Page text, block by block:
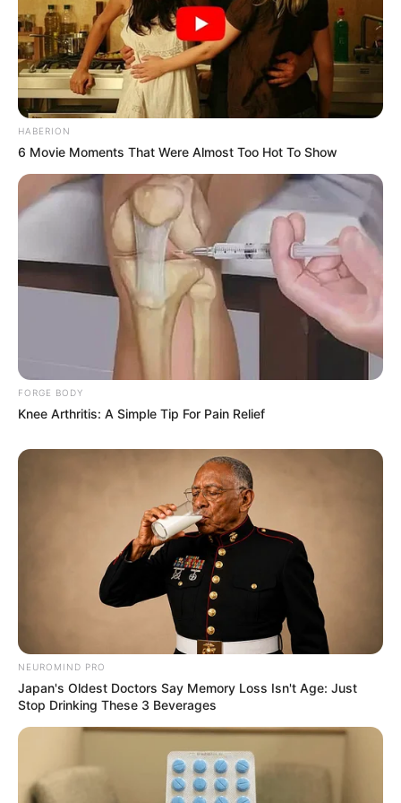
sociaux.
Partagez sur les réseaux! Merci à Vous!
HABERION
6 Movie Moments That Were Almost Too Hot To Show
FORGE BODY
Knee Arthritis: A Simple Tip For Pain Relief
NEUROMIND PRO
Japan's Oldest Doctors Say Memory Loss Isn't Age: Just
Stop Drinking These 3 Beverages